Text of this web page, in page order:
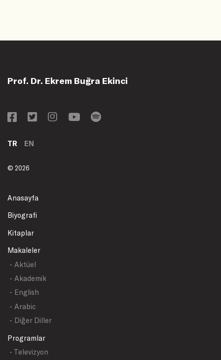
Prof. Dr. Ekrem Buğra Ekinci
TR EN
© 2026
Anasayfa
Biyografi
Kitaplar
Makaleler
- Aktüel
- Akademik
- English
- Arabic
- Diğer Diller
Programlar
- Televizyon